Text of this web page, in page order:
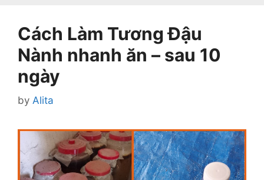
Cách Làm Tương Đậu
Nành nhanh ăn – sau 10
ngày
by Alita